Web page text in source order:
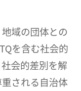
域の団体との
を含む社会的
会的差別を解
される自治体